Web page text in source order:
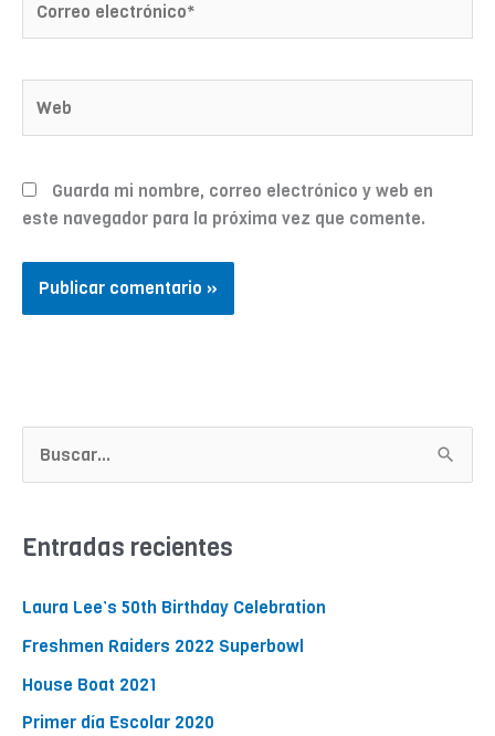
electrónico*
Guarda mi nombre, correo electrónico y web en
este navegador para la próxima vez que comente.
u
c
r
p
o
r
Entradas recientes
Laura Lee’s 50th Birthday Celebration
Freshmen Raiders 2022 Superbowl
House Boat 2021
Primer día Escolar 2020